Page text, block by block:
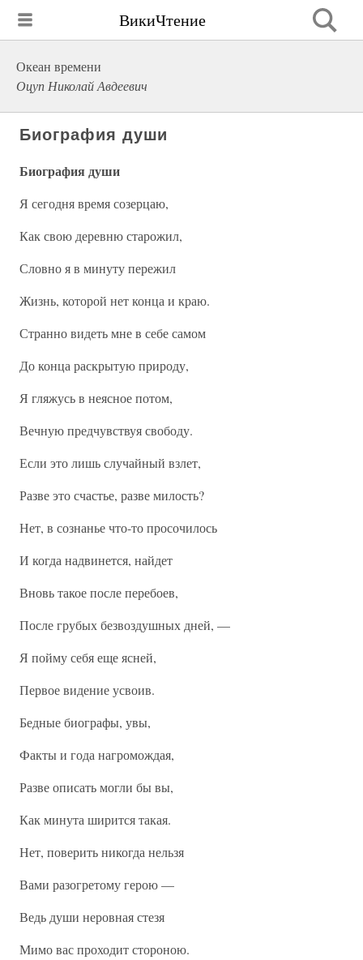
ВикиЧтение
Океан времени
Оцуп Николай Авдеевич
Биография души
Биография души
Я сегодня время созерцаю,
Как свою деревню старожил,
Словно я в минуту пережил
Жизнь, которой нет конца и краю.
Странно видеть мне в себе самом
До конца раскрытую природу,
Я гляжусь в неясное потом,
Вечную предчувствуя свободу.
Если это лишь случайный взлет,
Разве это счастье, разве милость?
Нет, в сознанье что-то просочилось
И когда надвинется, найдет
Вновь такое после перебоев,
После грубых безвоздушных дней, —
Я пойму себя еще ясней,
Первое видение усвоив.
Бедные биографы, увы,
Факты и года нагромождая,
Разве описать могли бы вы,
Как минута ширится такая.
Нет, поверить никогда нельзя
Вами разогретому герою —
Ведь души неровная стезя
Мимо вас проходит стороною.